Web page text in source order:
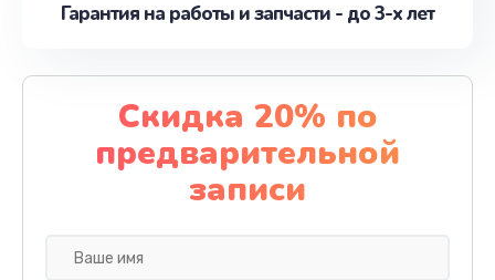
Гарантия на работы и запчасти - до 3-х лет
Скидка 20% по
предварительной
записи